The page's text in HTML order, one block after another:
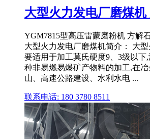
大型火力发电厂磨煤机
YGM7815型高压雷蒙磨粉机 方解
大型火力发电厂磨煤机简介： 大
要适用于加工莫氏硬度9、3级以下
种非易燃易爆矿产物料的加工,在
山、高速公路建设、水利水电 ...
联系电话: 180 3780 8511